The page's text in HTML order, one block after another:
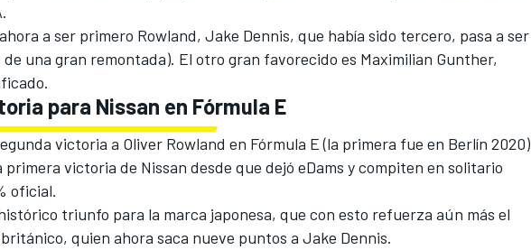
a ser primero Rowland, Jake Dennis, que había sido tercero, pasa a ser
de una gran remontada). El otro gran favorecido es Maximilian Gunther,
para Nissan en Fórmula E
victoria a Oliver Rowland en Fórmula E (la primera fue en Berlín 2020)
primera victoria de Nissan desde que dejó eDams y compiten en solitario
oficial.
triunfo para la marca japonesa, que con esto refuerza aún más el
quien ahora saca nueve puntos a Jake Dennis.